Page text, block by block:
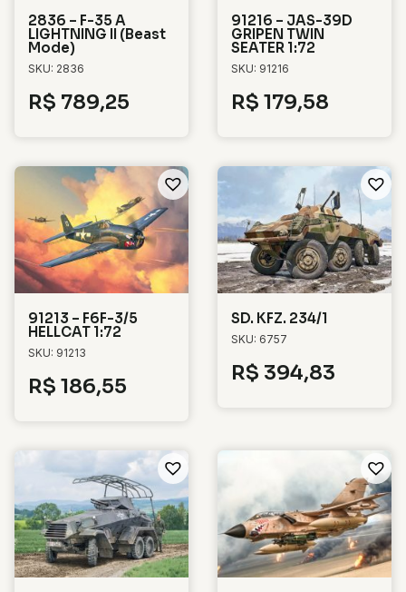
2836 – F-35 A
LIGHTNING II (Beast
Mode)
SKU: 2836
R$ 789,25
91216 – JAS-39D
GRIPEN TWIN
SEATER 1:72
SKU: 91216
R$ 179,58
91213 – F6F-3/5
HELLCAT 1:72
SKU: 91213
R$ 186,55
SD. KFZ. 234/1
SKU: 6757
R$ 394,83